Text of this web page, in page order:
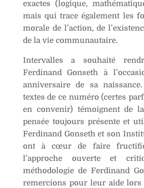
exactes (logique,
mais qui trace également les
morale de l’action, de
de la vie communautaire.
Intervalles a souhaité
Ferdinand Gonseth à
anniversaire de sa
textes de ce numéro (certes
en convenir) témoignent de
pensée toujours présente et
Ferdinand Gonseth et son
ont à cœur de faire
l’approche ouverte et
méthodologie de Ferdinand
remercions pour leur aide lors